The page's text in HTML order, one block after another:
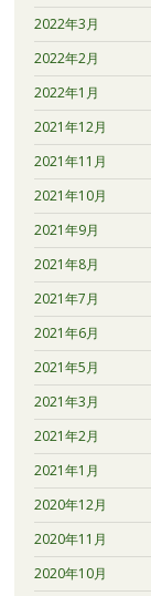
2022年3月
2022年2月
2022年1月
2021年12月
2021年11月
2021年10月
2021年9月
2021年8月
2021年7月
2021年6月
2021年5月
2021年3月
2021年2月
2021年1月
2020年12月
2020年11月
2020年10月